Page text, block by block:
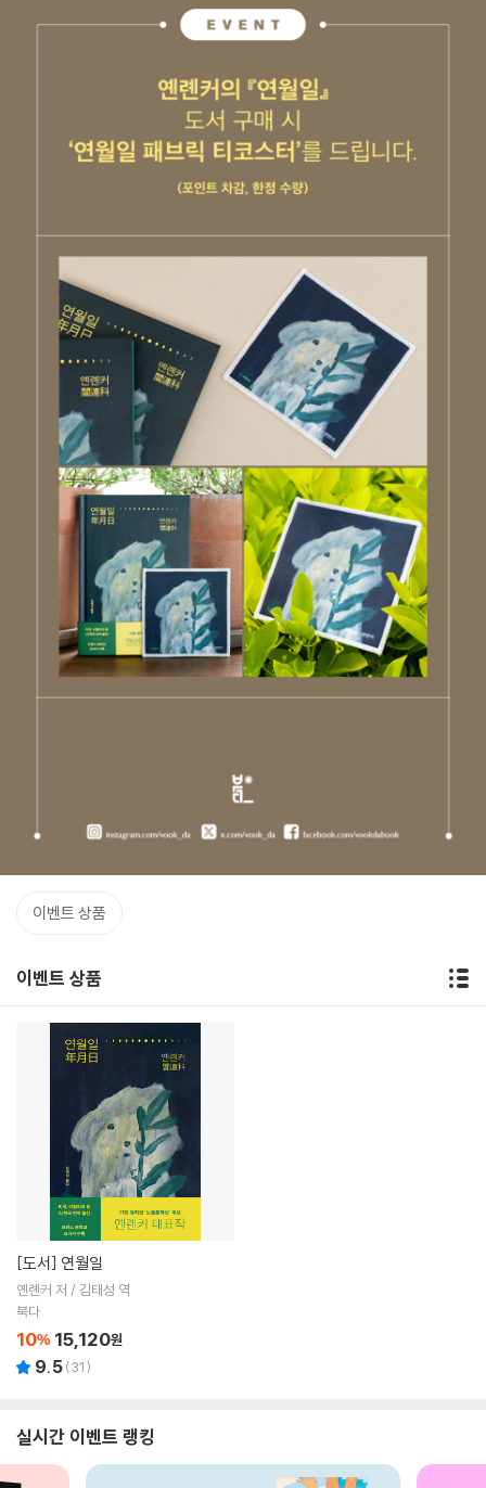
이벤트 상품
이벤트 상품
[도서] 연월일
옌롄커 저 / 김태성 역
북다
10% 15,120원
9.5(31)
실시간 이벤트 랭킹